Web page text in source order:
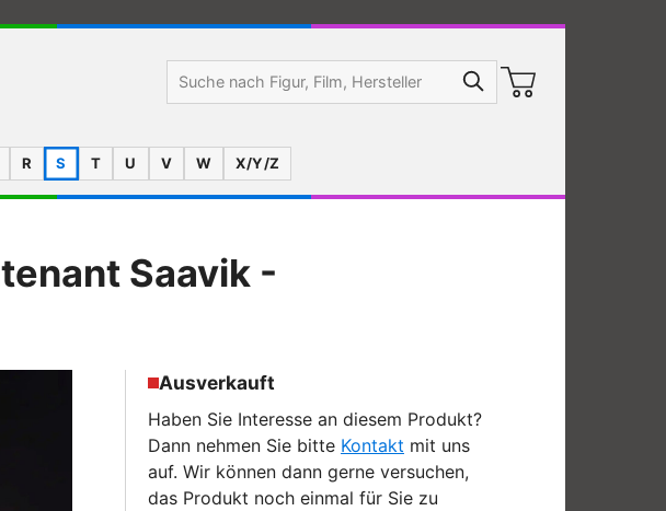
R S T U V W X/Y/Z
Saavik -
Ausverkauft
Haben Sie Interesse an diesem Produkt?
Dann nehmen Sie bitte Kontakt mit uns
auf. Wir können dann gerne versuchen,
das Produkt noch einmal für Sie zu